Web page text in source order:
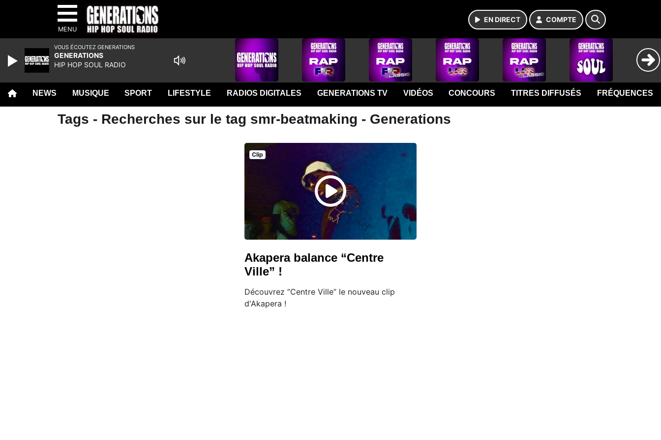
MENU
EN DIRECT COMPTE
NEWS MUSIQUE SPORT LIFESTYLE RADIOS DIGITALES GENERATIONS TV VIDÉOS CONCOURS TITRES DIFFUSÉS FRÉQUENCES
Tags - Recherches sur le tag smr-beatmaking - Generations
Clip
Akapera balance “Centre
Ville” !
Découvrez “Centre Ville” le nouveau clip
d'Akapera !
VOUS ÉCOUTEZ GENERATIONS
GENERATIONS
HIP HOP SOUL RADIO